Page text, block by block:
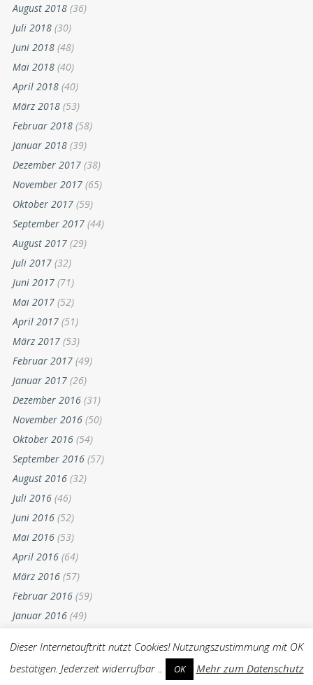
August 2018 (36)
Juli 2018 (30)
Juni 2018 (48)
Mai 2018 (40)
April 2018 (40)
März 2018 (53)
Februar 2018 (58)
Januar 2018 (39)
Dezember 2017 (38)
November 2017 (65)
Oktober 2017 (59)
September 2017 (44)
August 2017 (29)
Juli 2017 (32)
Juni 2017 (71)
Mai 2017 (52)
April 2017 (51)
März 2017 (53)
Februar 2017 (49)
Januar 2017 (26)
Dezember 2016 (31)
November 2016 (50)
Oktober 2016 (54)
September 2016 (57)
August 2016 (32)
Juli 2016 (46)
Juni 2016 (52)
Mai 2016 (53)
April 2016 (64)
März 2016 (57)
Februar 2016 (59)
Januar 2016 (49)
November 2015(55)
Oktober 2015(54)
Dieser Internetauftritt nutzt Cookies! Nutzungszustimmung mit OK
bestätigen. Jederzeit widerrufbar ..
OK
Mehr zum Datenschutz